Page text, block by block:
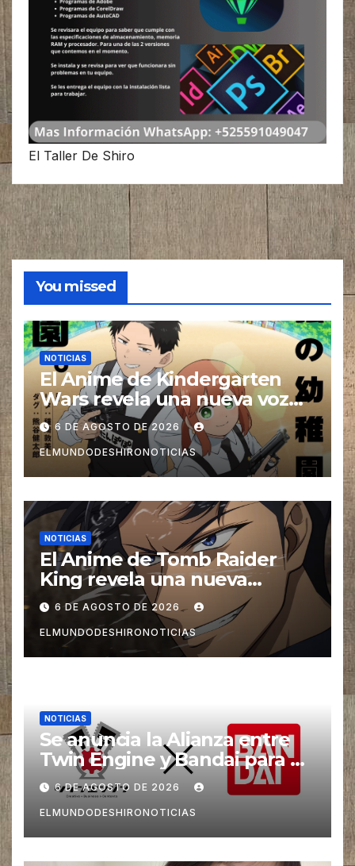
El Taller De Shiro
You missed
NOTICIAS
El Anime de Kindergarten
Wars revela una nueva voz
para su elenco se estrena en
el 2027
6 DE AGOSTO DE 2026
ELMUNDODESHIRONOTICIAS
NOTICIAS
El Anime de Tomb Raider
King revela una nueva
imagen promocional
6 DE AGOSTO DE 2026
ELMUNDODESHIRONOTICIAS
NOTICIAS
Se anuncia la Alianza entre
Twin Engine y Bandai para un
nuevos Animes
6 DE AGOSTO DE 2026
ELMUNDODESHIRONOTICIAS